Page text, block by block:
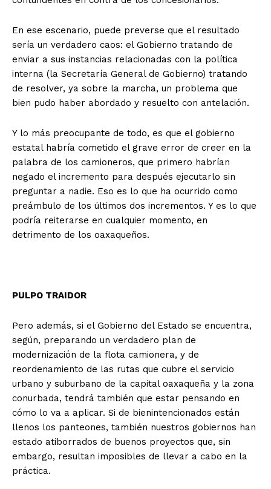
En ese escenario, puede preverse que el resultado
sería un verdadero caos: el Gobierno tratando de
enviar a sus instancias relacionadas con la política
interna (la Secretaría General de Gobierno) tratando
de resolver, ya sobre la marcha, un problema que
bien pudo haber abordado y resuelto con antelación.
Y lo más preocupante de todo, es que el gobierno
estatal habría cometido el grave error de creer en la
palabra de los camioneros, que primero habrían
negado el incremento para después ejecutarlo sin
preguntar a nadie. Eso es lo que ha ocurrido como
preámbulo de los últimos dos incrementos. Y es lo que
podría reiterarse en cualquier momento, en
detrimento de los oaxaqueños.
PULPO TRAIDOR
Pero además, si el Gobierno del Estado se encuentra,
según, preparando un verdadero plan de
modernización de la flota camionera, y de
reordenamiento de las rutas que cubre el servicio
urbano y suburbano de la capital oaxaqueña y la zona
conurbada, tendrá también que estar pensando en
cómo lo va a aplicar. Si de bienintencionados están
llenos los panteones, también nuestros gobiernos han
estado atiborrados de buenos proyectos que, sin
embargo, resultan imposibles de llevar a cabo en la
práctica.